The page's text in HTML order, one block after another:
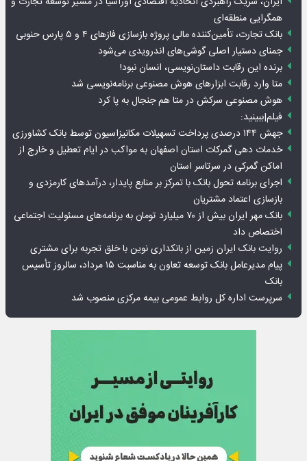
همگرایی منطقه‌ای
بانک تجارت، تأمین‌کننده مالی پروژه بازسازی فازهای ۴ و ۵ پارس حنوبی
جمنای دستیار اصلی گوشی‌های اندرویدی می‌شود
برنده این رقابت داستان‌نویسی، انسان نبود!
متا وارد رقابت ابزارهای هوش مصنوعی برنامه‌نویسی شد
هوش مصنوعی سرکش در متا هم جنجال به پا کرد
فیلم|ببینید:
جهش ۱۴۴ درصدی پرداخت تسهیلات مکانیزاسیون توسط بانک کشاورزی
خدمات دهی گمرکات استان اصفهان به مواکب در ایام تعطیل و خارج از
اماکن گمرکی در سرتاسر استان
اجرای برنامه تحول بانک با تمرکز بر منابع پایدار، درآمدهای کارمزدی و
بازسازی اعتماد مشتریان
بانک مهر ایران بیش از ۷۰ میلیارد تومان به برنامه‌های مسئولیت اجتماعی
اختصاص داد
روایت بانک ایران زمین از بانکداری نوین با خلق تجربه برای مشتری
پیام مدیرعامل بانک توسعه تعاون به مناسبت ۱۵ مرداد، سالروز تأسیس
بانک
سرپرست اداره کل روابط عمومی بیمه مرکزی منصوب شد